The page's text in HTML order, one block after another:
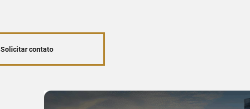
Solicitar contato